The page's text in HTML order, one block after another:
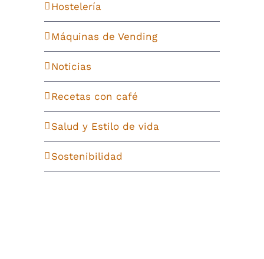
Hostelería
Máquinas de Vending
Noticias
Recetas con café
Salud y Estilo de vida
Sostenibilidad